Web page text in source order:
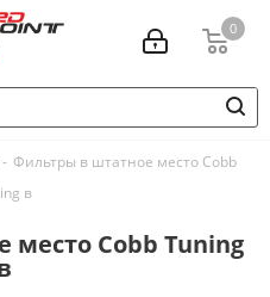
0
- Фильтры в штатное место Cobb
в
Cobb Tuning